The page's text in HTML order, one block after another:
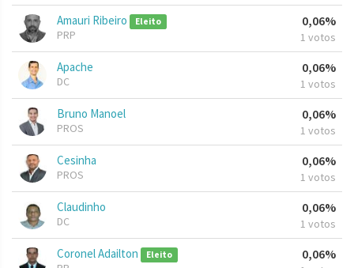
Amauri Ribeiro Eleito
PRP
0,06%
1 votos
Apache
DC
0,06%
1 votos
Bruno Manoel
PROS
0,06%
1 votos
Cesinha
PROS
0,06%
1 votos
Claudinho
DC
0,06%
1 votos
Coronel Adailton Eleito 0,06%